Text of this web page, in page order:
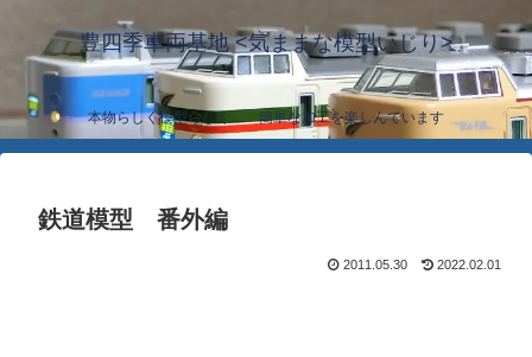
豊四季車両基地 <気ままな模型いじり>
本物らしく模型らしく… 簡単な加工を楽しんでいます
鉄道模型 番外編
2011.05.30 2022.02.01